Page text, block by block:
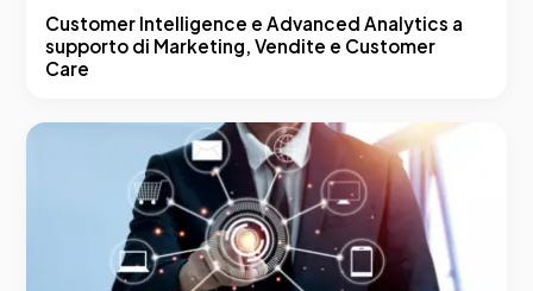
Customer Intelligence e Advanced Analytics a
supporto di Marketing, Vendite e Customer
Care